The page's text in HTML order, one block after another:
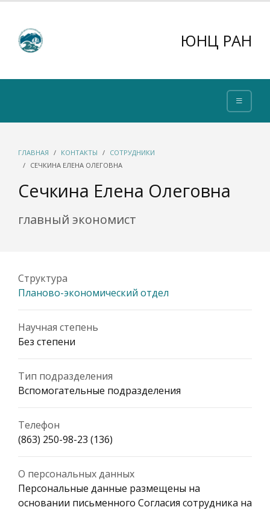
ЮНЦ РАН
ГЛАВНАЯ КОНТАКТЫ
СОТРУДНИКИ
СЕЧКИНА ЕЛЕНА ОЛЕГОВНА
Сечкина Елена Олеговна
главный экономист
Структура
Планово-экономический отдел
Научная степень
Без степени
Тип подразделения
Вспомогательные подразделения
Телефон
(863) 250-98-23 (136)
О персональных данных
Персональные данные размещены на
основании письменного Согласия сотрудника на